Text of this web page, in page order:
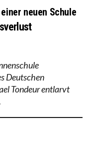
neuen Schule
Deutschen
Tondeur entlarvt